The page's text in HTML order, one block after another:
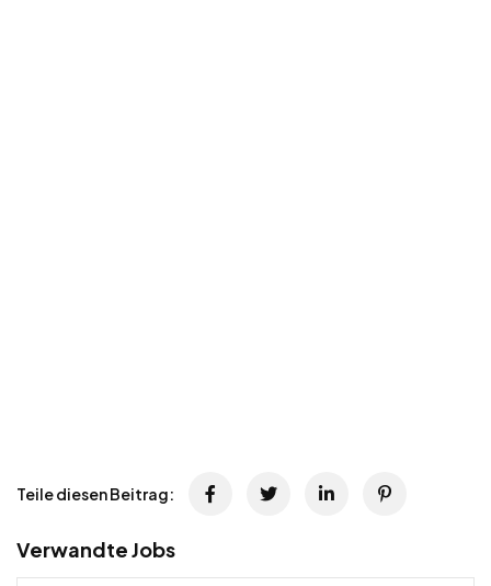
Teile diesen Beitrag:
Verwandte Jobs